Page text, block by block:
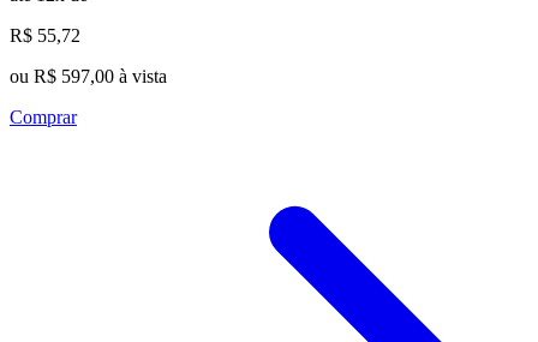
R$ 55,72
ou R$ 597,00 à vista
Comprar